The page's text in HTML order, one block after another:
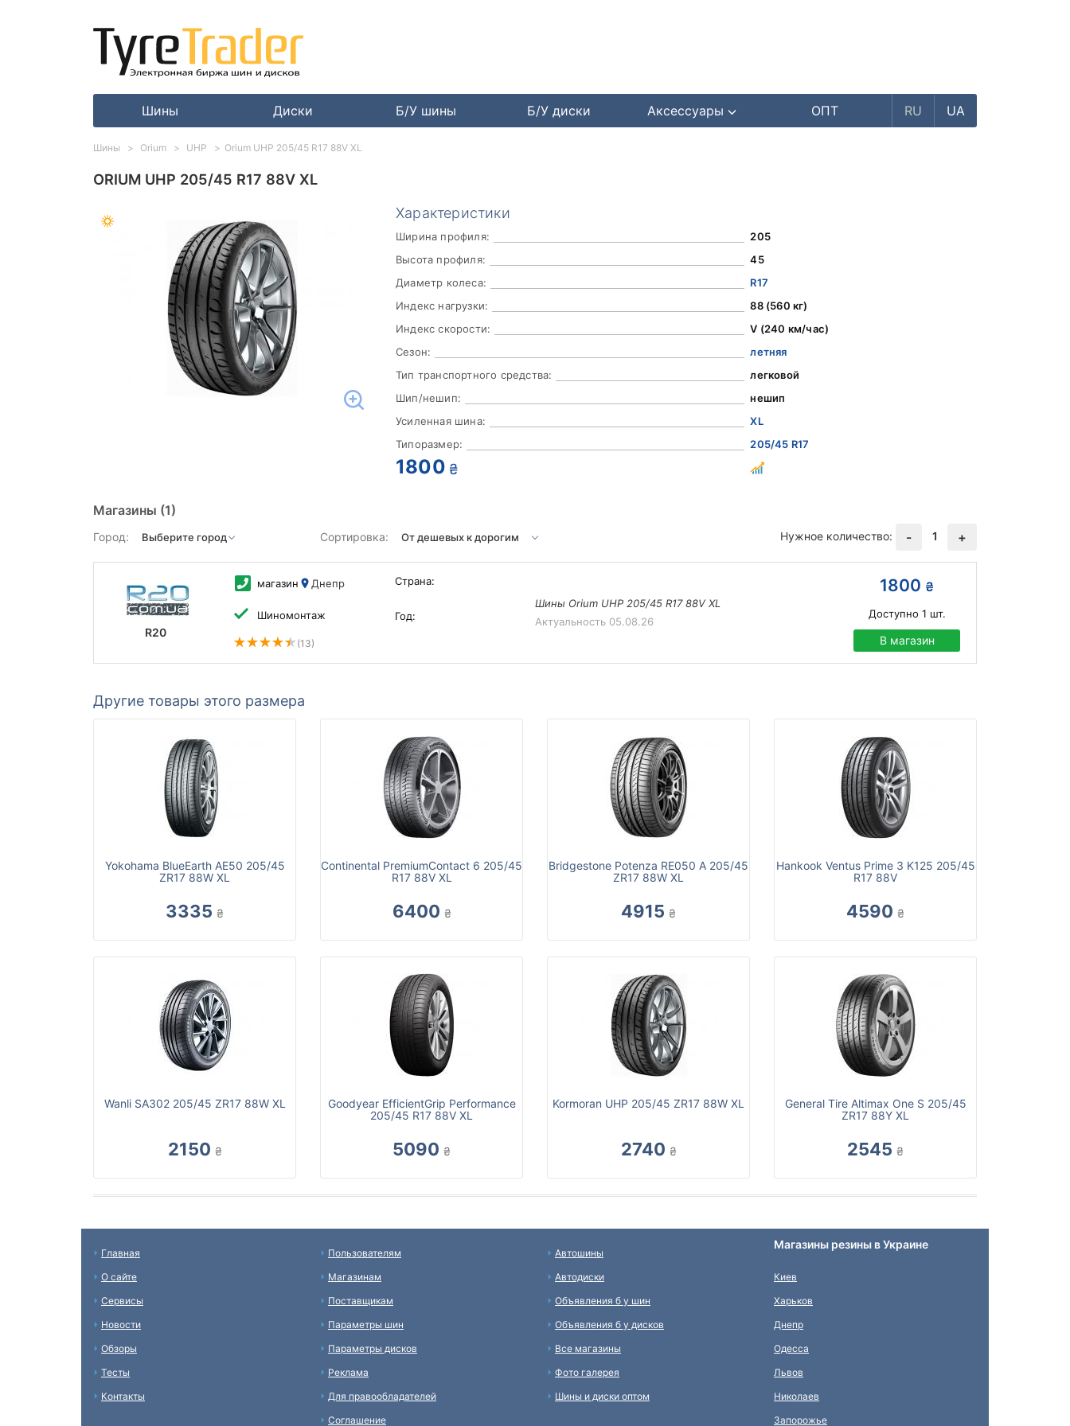
Шины Диски Б/У шины Б/У диски Аксессуары ОПТ RU UA
ORIUM UHP 205/45 R17 88V XL
Характеристики
Ширина профиля:
205
Высота профиля:
45
Диаметр колеса:
R17
Индекс нагрузки:
88 (560 кг)
Индекс скорости:
V (240 км/час)
Сезон:
летняя
Тип транспортного средства:
легковой
Шип/нешип:
нешип
Усиленная шина:
XL
Типоразмер:
205/45 R17
1800 ₴
Магазины (1)
Город: Сортировка: Нужное количество: - 1 +
R20
магазин Днепр
Шиномонтаж
(13)
Страна:
Год:
Шины Orium UHP 205/45 R17 88V XL
Актуальность 05.08.26
1800 ₴
Доступно 1 шт.
В магазин
Другие товары этого размера
Yokohama BlueEarth AE50 205/45
ZR17 88W XL
3335 ₴
Continental PremiumContact 6 205/45
R17 88V XL
6400 ₴
Bridgestone Potenza RE050 A 205/45
ZR17 88W XL
4915 ₴
Hankook Ventus Prime 3 K125 205/45
R17 88V
4590 ₴
Wanli SA302 205/45 ZR17 88W XL
2150 ₴
Goodyear EfficientGrip Performance
205/45 R17 88V XL
5090 ₴
Kormoran UHP 205/45 ZR17 88W XL
2740 ₴
General Tire Altimax One S 205/45
ZR17 88Y XL
2545 ₴
Шины Orium UHP Orium UHP 205/45 R17 88V XL
Главная
О сайте
Сервисы
Новости
Обзоры
Тесты
Контакты
Пользователям
Магазинам
Поставщикам
Параметры шин
Параметры дисков
Реклама
Для правообладателей
Соглашение
Автошины
Автодиски
Объявления б у шин
Объявления б у дисков
Все магазины
Фото галерея
Шины и диски оптом
Магазины резины в Украине
Киев
Харьков
Днепр
Одесса
Львов
Николаев
Запорожье